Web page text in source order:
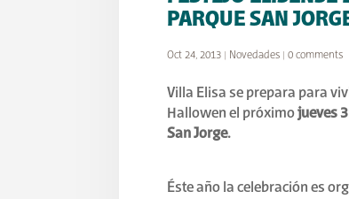
PARQUE SAN
Oct 24, 2013 | Novedades |0 comments
Villa Elisa se prepara para
Hallowen el próximojueves
San Jorge.
Éste año la celebración es